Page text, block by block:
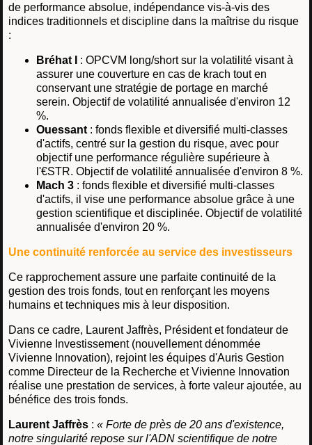
de performance absolue, indépendance vis-à-vis des
indices traditionnels et discipline dans la maîtrise du risque
:
Bréhat I
: OPCVM long/short sur la volatilité visant à
assurer une couverture en cas de krach tout en
conservant une stratégie de portage en marché
serein. Objectif de volatilité annualisée d'environ 12
%.
Ouessant : fonds flexible et diversifié multi-classes
d'actifs, centré sur la gestion du risque, avec pour
objectif une performance régulière supérieure à
l'€STR. Objectif de volatilité annualisée d'environ 8 %.
Mach 3 : fonds flexible et diversifié multi-classes
d'actifs, il vise une performance absolue grâce à une
gestion scientifique et disciplinée. Objectif de volatilité
annualisée d'environ 20 %.
Une continuité renforcée au service des investisseurs
Ce rapprochement assure une parfaite continuité de la
gestion des trois fonds, tout en renforçant les moyens
humains et techniques mis à leur disposition.
Dans ce cadre, Laurent Jaffrès, Président et fondateur de
Vivienne Investissement (nouvellement dénommée
Vivienne Innovation), rejoint les équipes d'Auris Gestion
comme Directeur de la Recherche et Vivienne Innovation
réalise une prestation de services, à forte valeur ajoutée, au
bénéfice des trois fonds.
Laurent Jaffrès : « Forte de près de 20 ans d'existence,
notre singularité repose sur l'ADN scientifique de notre